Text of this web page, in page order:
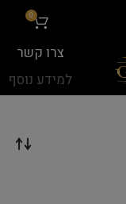
0
צרו קשר
למידע נוסף